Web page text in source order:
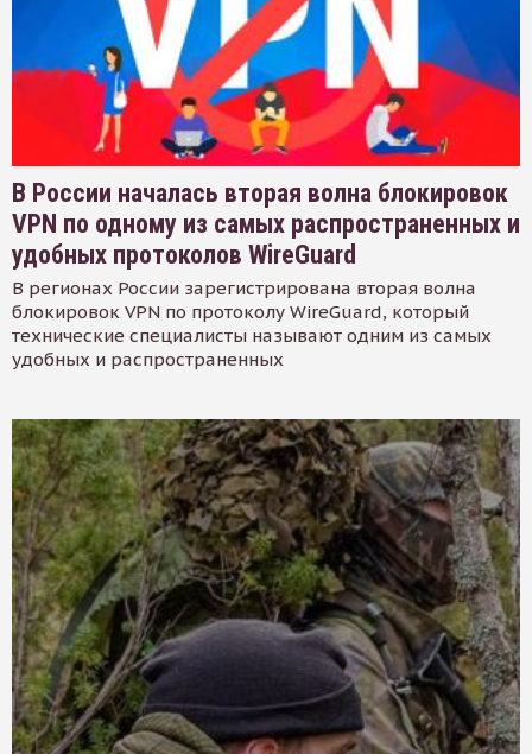
В России началась вторая волна блокировок
VPN по одному из самых распространенных и
удобных протоколов WireGuard
В регионах России зарегистрирована вторая волна
блокировок VPN по протоколу WireGuard, который
технические специалисты называют одним из самых
удобных и распространенных